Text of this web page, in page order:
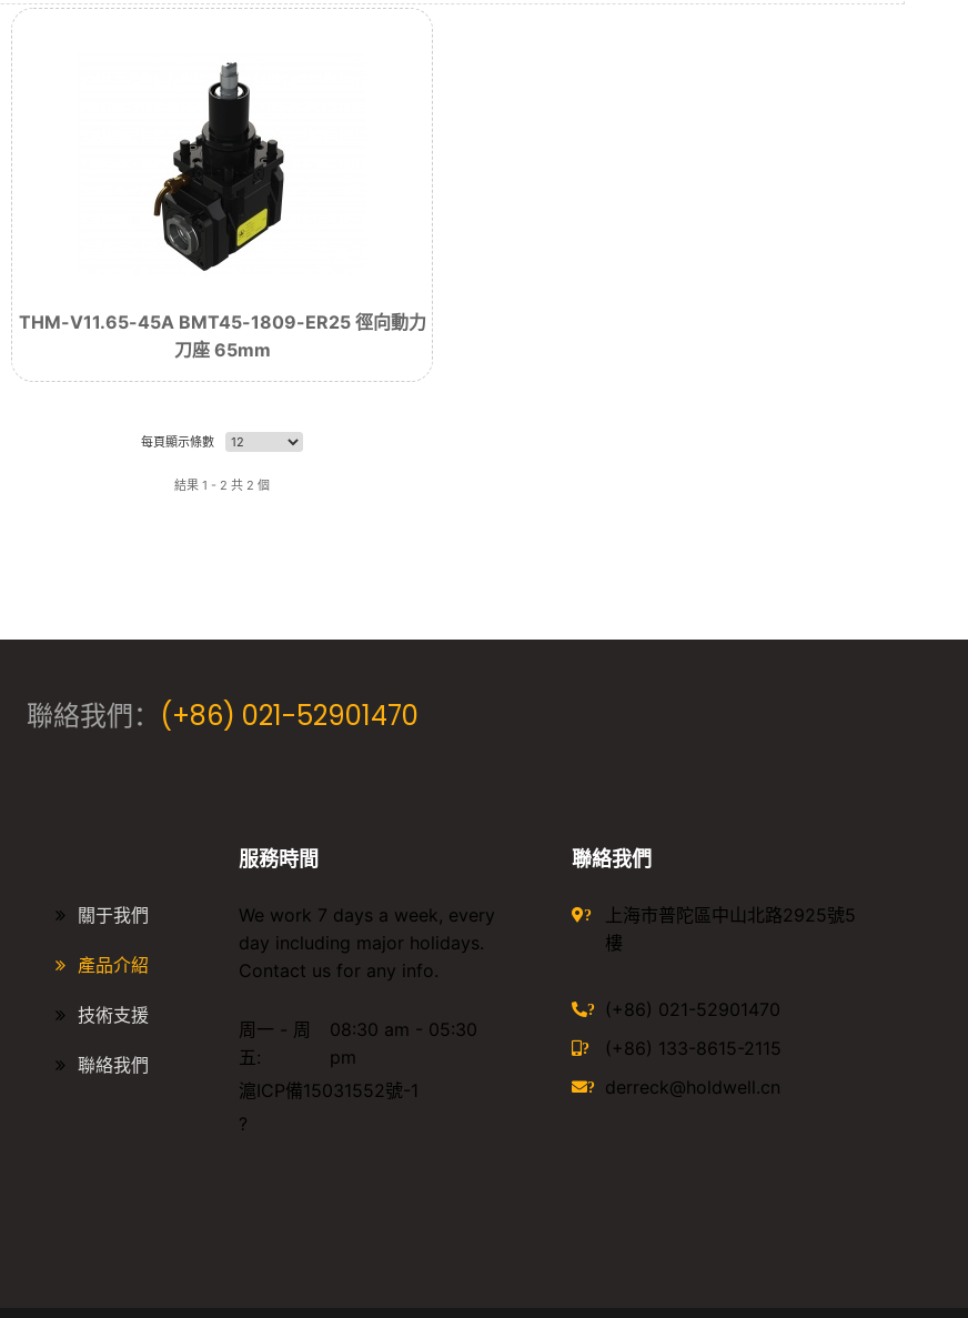
THM-V11.65-45A BMT45-1809-ER25 徑向動力
刀座 65mm
每頁顯示條數
結果 1 - 2 共 2 個
聯絡我們： (+86) 021-52901470
關于我們
產品介紹
技術支援
聯絡我們
服務時間
We work 7 days a week, every
day including major holidays.
Contact us for any info.
周一 - 周
五:
08:30 am - 05:30
pm
滬ICP備15031552號-1
?
聯絡我們
?
上海市普陀區中山北路2925號5
樓
? (+86) 021-52901470
? (+86) 133-8615-2115
? derreck@holdwell.cn